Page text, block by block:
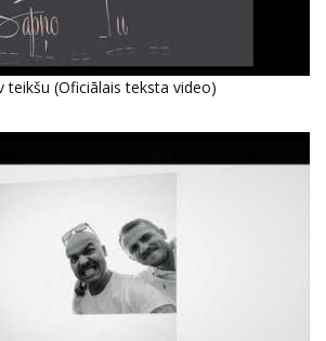
teikšu (Oficiālais teksta video)